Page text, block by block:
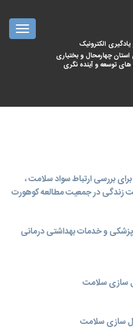
الکترونیک
استان چهارمحال و بختیاری
توسعه و آینده نگری
بررسی ارتباط سواد سلامت ،
زندگی در جمعیت مطالعه کوهورت
پزشکی و خدمات بهداشتی درمانی
سازی سلامت
سازی سلامت